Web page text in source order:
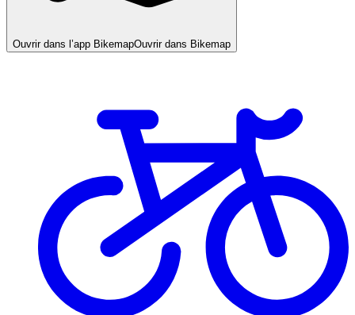
Ouvrir dans l’app BikemapOuvrir dans Bikemap